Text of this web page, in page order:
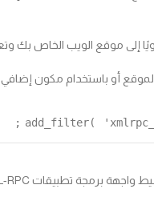
أو باستخدام مكون
add_filter(